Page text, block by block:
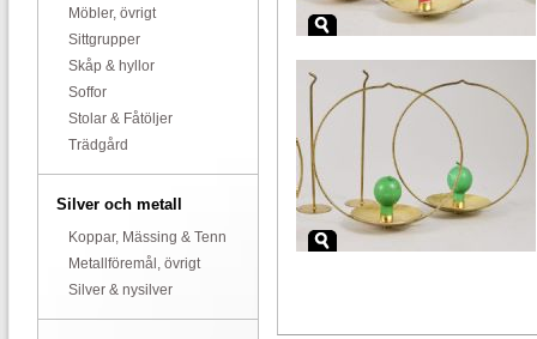
Möbler, övrigt
Sittgrupper
Skåp & hyllor
Soffor
Stolar & Fåtöljer
Trädgård
Silver och metall
Koppar, Mässing & Tenn
Metallföremål, övrigt
Silver & nysilver